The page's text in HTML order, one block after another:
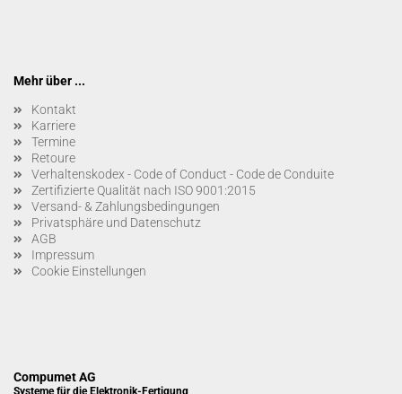
Mehr über ...
Kontakt
Karriere
Termine
Retoure
Verhaltenskodex - Code of Conduct - Code de Conduite
Zertifizierte Qualität nach ISO 9001:2015
Versand- & Zahlungsbedingungen
Privatsphäre und Datenschutz
AGB
Impressum
Cookie Einstellungen
Compumet AG